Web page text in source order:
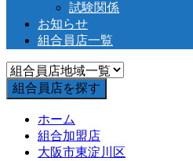
試験関係
お知らせ
組合員店一覧
ホーム
組合加盟店
大阪市東淀川区